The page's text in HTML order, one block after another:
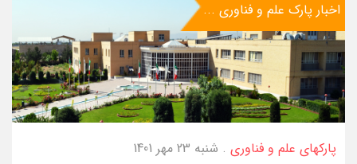
اخبار پارک علم و فناوری ...
پارکهای علم و فناوری. شنبه 23 مهر 1401